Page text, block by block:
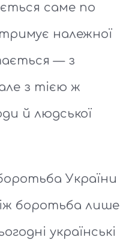
саме по
належної
— з
з тією ж
й людської
України
боротьба лише
українські